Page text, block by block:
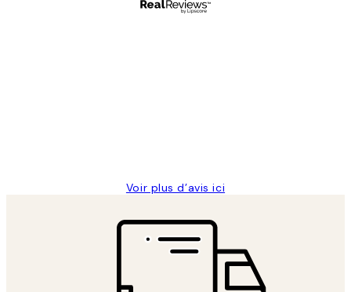
Voir plus d’avis ici